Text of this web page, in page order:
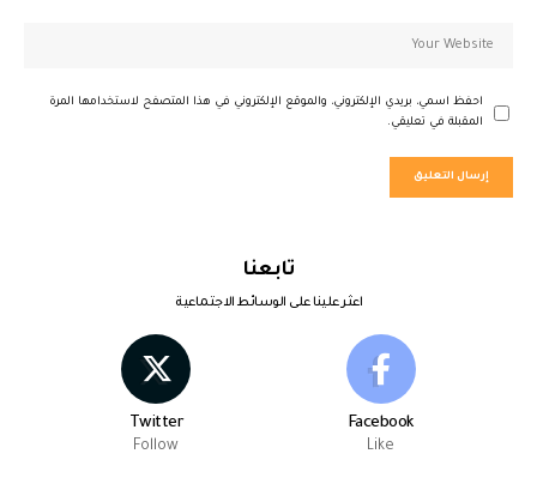
احفظ اسمي، بريدي الإلكتروني، والموقع الإلكتروني في هذا المتصفح لاستخدامها المرة
المقبلة في تعليقي.
تابعنا
اعثر علينا على الوسائط الاجتماعية
Facebook
Like
Twitter
Follow